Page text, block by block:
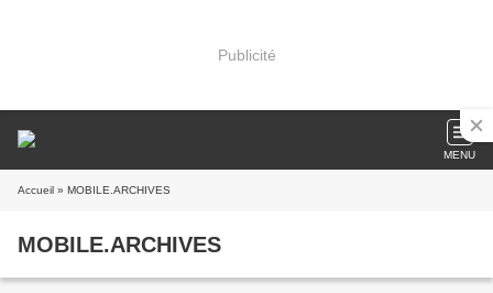
Publicité
MENU
Accueil » MOBILE.ARCHIVES
MOBILE.ARCHIVES